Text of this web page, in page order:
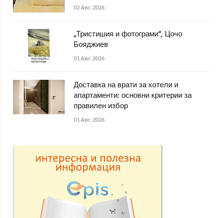
02 Авг. 2026
„Тристишия и фотограми“, Цочо
Бояджиев
01 Авг. 2026
Доставка на врати за хотели и
апартаменти: основни критерии за
правилен избор
01 Авг. 2026